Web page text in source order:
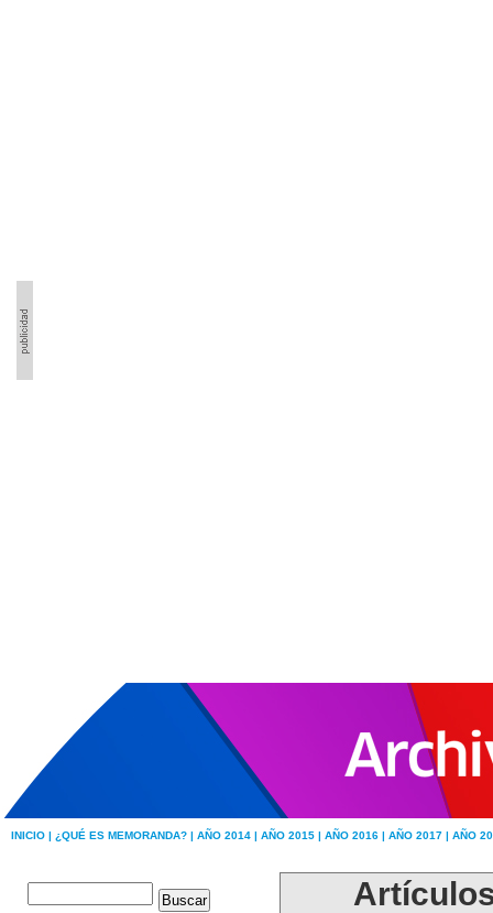
INICIO | ¿QUÉ ES MEMORANDA? | AÑO 2014 | AÑO 2015 | AÑO 2016 | AÑO 2017 | AÑO